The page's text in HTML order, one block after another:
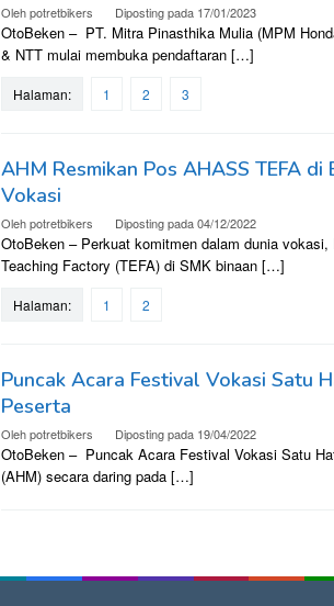
Olehpotretbikers Diposting pada 17/01/2023
OtoBeken – PT. Mitra Pinasthika Mulia (MPM
& NTT mulai membuka pendaftaran […]
Halaman: 1 2 3
AHM Resmikan Pos AHASS TEFA
Vokasi
Olehpotretbikers Diposting pada04/12/2022
OtoBeken – Perkuat komitmen dalam dunia
Teaching Factory (TEFA) di SMK binaan […]
Halaman: 1 2
Puncak Acara Festival Vokasi Satu
Peserta
Olehpotretbikers Diposting pada 19/04/2022
OtoBeken – Puncak Acara Festival Vokasi Satu
(AHM) secara daring pada […]